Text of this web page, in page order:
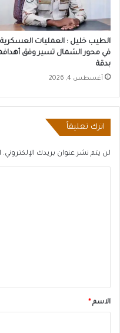
الطيب خليل : العمليات العسكرية
في محور الشمال تسير وفق
بدقة
أغسطس 4, 2026
اترك تعليقاً
لن يتم نشر عنوان بريدك الإلكتروني.
*الاسم*